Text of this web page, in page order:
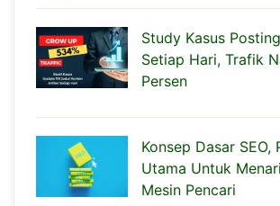
Study Kasus
Setiap Hari, Trafik
Persen
Konsep Dasar SEO,
Utama Untuk
Mesin Pencari